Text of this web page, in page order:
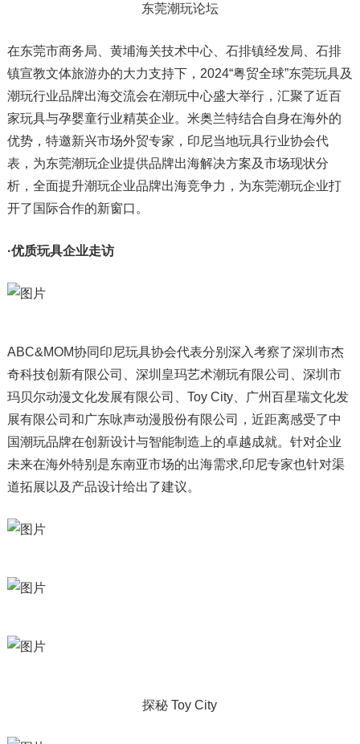
东莞潮玩论坛
在东莞市商务局、黄埔海关技术中心、石排镇经发局、石排
镇宣教文体旅游办的大力支持下，2024“粤贸全球”东莞玩具及
潮玩行业品牌出海交流会在潮玩中心盛大举行，汇聚了近百
家玩具与孕婴童行业精英企业。米奥兰特结合自身在海外的
优势，特邀新兴市场外贸专家，印尼当地玩具行业协会代
表，为东莞潮玩企业提供品牌出海解决方案及市场现状分
析，全面提升潮玩企业品牌出海竞争力，为东莞潮玩企业打
开了国际合作的新窗口。
·优质玩具企业走访
ABC&MOM协同印尼玩具协会代表分别深入考察了深圳市杰
奇科技创新有限公司、深圳皇玛艺术潮玩有限公司、深圳市
玛贝尔动漫文化发展有限公司、Toy City、广州百星瑞文化发
展有限公司和广东咏声动漫股份有限公司，近距离感受了中
国潮玩品牌在创新设计与智能制造上的卓越成就。针对企业
未来在海外特别是东南亚市场的出海需求,印尼专家也针对渠
道拓展以及产品设计给出了建议。
探秘 Toy City